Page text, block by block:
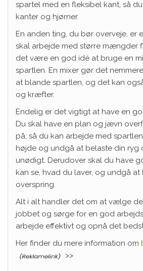
spartel med en fleksibel kant, så
kanter og hjørner.
En anden ting, du bør overveje, er
skal arbejde med større mængder
det være en god idé at bruge en
spartlen. En mixer gør det
at blande spartlen, og det kan
og kræfter.
Endelig er det vigtigt at have en
Du skal have en plan og jævn
på, så du kan arbejde med
højde og undgå at belaste din ryg
unødigt. Derudover skal du have
kan se, hvad du laver, og undgå at
overspring.
Alt i alt handler det om at vælge
jobbet og sørge for en god
arbejde effektivt og opnå det
Her finder du mere information om
>>